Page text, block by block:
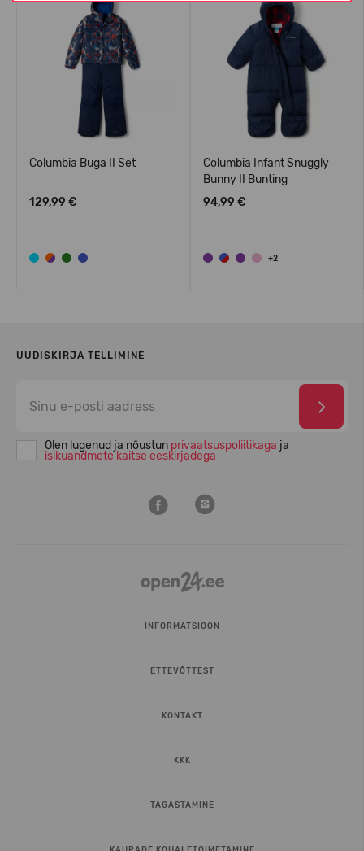
Columbia Buga II Set
129,99 €
Columbia Infant Snuggly
Bunny II Bunting
94,99 €
+2
UUDISKIRJA TELLIMINE
Olen lugenud ja nõustun privaatsuspoliitikaga ja
isikuandmete kaitse eeskirjadega
INFORMATSIOON
ETTEVÕTTEST
KONTAKT
KKK
TAGASTAMINE